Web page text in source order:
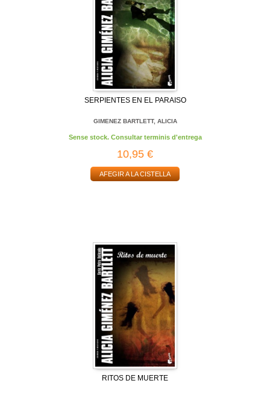
SERPIENTES EN EL PARAISO
GIMENEZ BARTLETT, ALICIA
Sense stock. Consultar terminis d'entrega
10,95 €
AFEGIR A LA CISTELLA
RITOS DE MUERTE